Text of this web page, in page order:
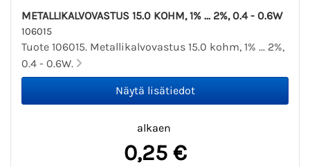
METALLIKALVOVASTUS 15.0 KOHM, 1% ... 2%, 0.4 - 0.6W
106015
Tuote 106015. Metallikalvovastus 15.0 kohm, 1% ... 2%,
0.4 - 0.6W.
alkaen
0,25 €